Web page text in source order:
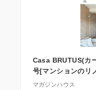
Casa BRUTUS(カ
号[マンションのリ
マガジンハウス